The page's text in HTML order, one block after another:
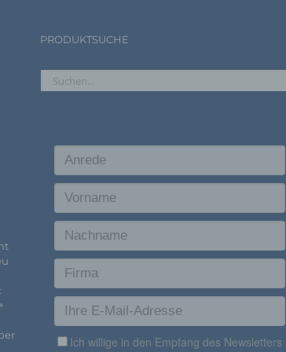
PRODUKTSUCHE
g) Verantwortlicher oder für die Verarbeitung
juristische Person, Behörde, Einrichtung oder andere Stelle,
gemeinsam mit anderen über die Zwecke und Mittel der
Verarbeitung durch das Unionsrecht oder das Recht der
seiner Benennung nach dem Unionsrecht oder dem Recht der
vorgesehen werden.
h) Auftragsverarbeiter
Auftragsverarbeiter ist eine natürliche oder juristische Person,
oder andere Stelle, die personenbezogene Daten im Auftrag
verarbeitet.
i) Empfänger
andere Stelle, der personenbezogene Daten offengelegt
ob es sich bei ihr um einen Dritten handelt oder nicht.